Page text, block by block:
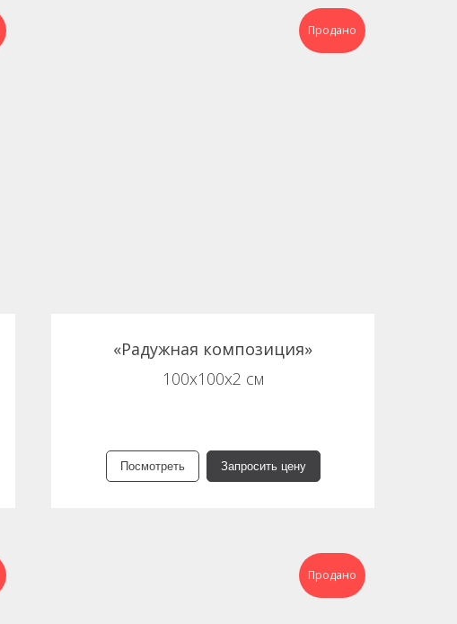
Продано
«Радужная композиция»
100х100х2 см
Посмотреть Запросить цену
Продано